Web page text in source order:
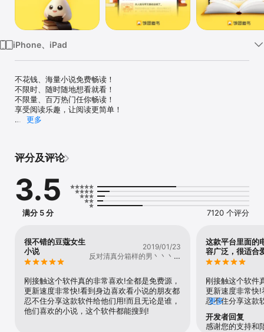
iPhone、iPad
不花钱、海量小说免费畅读！
不限时、随时随地想看就看！
不限量、百万热门任你畅读！
享受阅读乐趣，让阅读更简单！
女频：唯美言情许你情深似海，废柴又是如何穿越重生，家里有近百
【海量免费好书】
玄幻修仙、都市言情、豪门总裁、校园纯爱、影视原著、盗墓探险、
恐怖惊悚、穿越武侠、等等精品热门小说汇聚于此，满足你的小说阅
读需求，而且全部免费哦～
【语音畅听】
说~
【自动续费会员说明】
订阅价格：每月18元
付款：用户确认购买并付款后记入iTunes账户。
用户可以通过用户的帐户设置来管理用户的订阅和自动更新。
取消续订：如需取消续订，请在当前订阅周期到期前24小时以前，手
动在iTunes/Apple ID设置管理中关闭自动续订功能。到期前24小时
更多
评分及评论
3.5
满分 5 分 7120 个评分
很不错的豆蔻女生
小说
2019/01/23
反对清真分箱样的男丶丶丶风
刚接触这个软件真的非常喜欢!全都是免费源，
更新速度非常快!看到身边喜欢看小说的朋友都
忍不住分享这款软件给他们用!而且无论是谁，
他们喜欢的小说，这个软件都能搜到!
这款平台里面的
容广泛，很适合
刚接触这个软件
更新速度非常快
忍不住分享这款
他们喜欢的小
更多
开发者回复
感谢您的支持和